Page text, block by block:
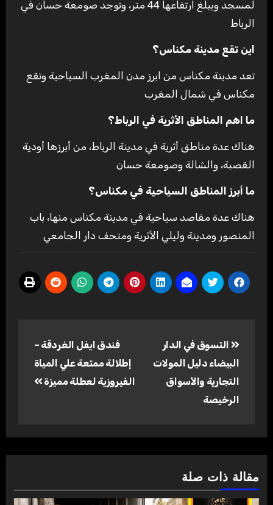
لمسجد ويبلغ ارتفاعها 44 متر، وتوجد صومعة حسان في
الرباط
اين تقع مدينة مكناس؟
تعد مدينة مكناس من ابرز مدن المغرب السياحية وتقع
مكناس في شمال المغرب
ما اهم المناطق الأثرية في الرباط؟
هناك عدة مناطق أثرية في مدينة الرباط، من أبرزها أودية
القصبة، والشالة وصومعة حسان
ما أبرز المناطق السياحية في مكناس؟
هناك عدة مقاصد سياحية في مدينة مكناس منها، باب
المنصور ومدينة وليلي الأثرية ومتحف دار الجامعي
المقالات
التسوق في الدار
البيضاء دليل المولات
التجارية والأسواق
الرخيصة
فندق ايفل الغردقة –
إطلالة ممتعة علي المياة
الفيروزية لعطلة مميزة
مقالة ذات صلة